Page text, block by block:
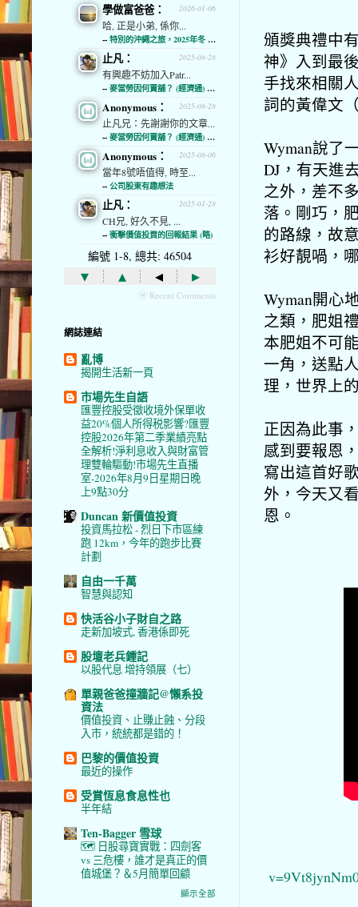
頒獎典禮中
神》入到最
手找來相關
詞的黃偉文
Wyman說了
DJ，有天進
之外，差不
落。剛巧，
的路線，故
衫好靚喎，
Wyman開心
之類，肥姐
本肥姐不可
一角，送點
理，世界上
正因為此事
感到要報恩
寫出這首好
外，今天又
恩。
2026-01-06
學做富爸爸：
哈, 正是小弟, 係你...
-- 特別的沖繩之旅，2025年冬 (經濟通)
2025-08-28
止凡：
有興趣不妨加入Patr...
-- 麥當勞因何賣舖？ (經濟通) (略)
2025-08-28
Anonymous：
止凡兄：先謝謝你的文章...
-- 麥當勞因何賣舖？ (經濟通) (略)
2025-08-06
Anonymous：
當年8號唔值得, 時至...
-- 公司股東有趣想法
2025-01-28
止凡：
CH兄, 好久不見, ...
-- 衝擊價值投資的回報結果 (略)
編號 1-8, 總共: 46504
▾ ▴ ◂ ▸
ⓦ Recent Comments
網誌連結
亂博
揭開生活新一頁
市場先生自語
匯豐控股受徵收境外保單收
益20%個人所得税影響?匯豐
控股2026年第二季業績亮點
全解析!淨利息收入與財富管
理雙輪驅動!市場先生直播
室-2026年8月9日星期日晚
上9點30分
Duncan 新價值投資
投資馬拉松 - 烈日下市區練
跑 12km，今年的跑步比賽
計劃
自由一千萬
智慧與認知
快活谷小子財自之路
走新加坡式, 香港係即死
股壇老兵鍾記
以股代息 增持領展（七）
單親爸爸撞牆記@懶系投
資法
價值投資、止賺止蝕、分段
入市，統統都是錯的！
巴黎的價值投資
最近的操作
受賞恆息食息性也
半年結
Ten-Bagger 雪球
🗺️ 日股尋寶實戰：四劍客
vs 三危樓，誰才是真正的價
值城堡？＆5月簡單回顧
顯示全部